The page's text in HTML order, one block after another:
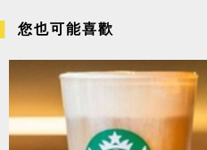
您也可能喜歡